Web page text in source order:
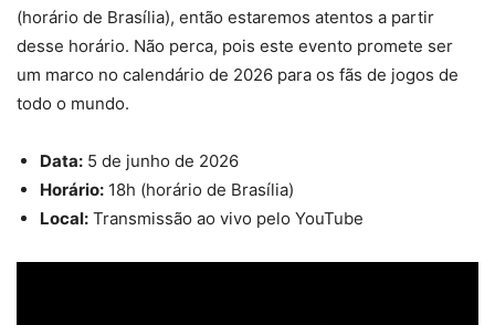
(horário de Brasília), então estaremos atentos a partir
desse horário. Não perca, pois este evento promete ser
um marco no calendário de 2026 para os fãs de jogos de
todo o mundo.
Data: 5 de junho de 2026
Horário: 18h (horário de Brasília)
Local: Transmissão ao vivo pelo YouTube